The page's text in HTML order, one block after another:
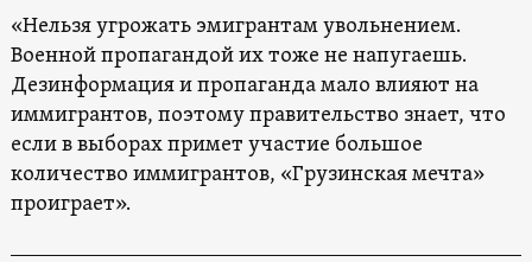
«Нельзя угрожать эмигрантам увольнением.
Военной пропагандой их тоже не напугаешь.
Дезинформация и пропаганда мало влияют на
иммигрантов, поэтому правительство знает, что
если в выборах примет участие большое
количество иммигрантов, «Грузинская мечта»
проиграет».